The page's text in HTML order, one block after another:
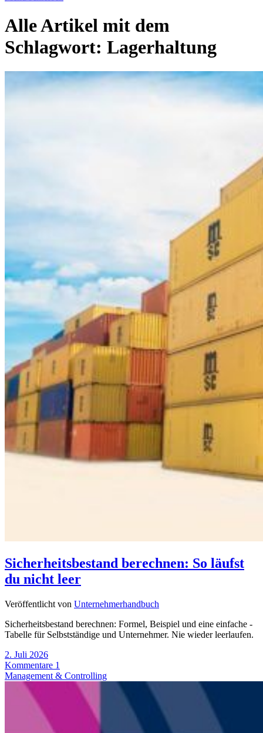
Alle Artikel mit dem
Schlagwort: Lagerhaltung
Sicherheitsbestand berechnen: So läufst
du nicht leer
Veröffentlicht von Unternehmerhandbuch
Sicherheitsbestand berechnen: Formel, Beispiel und eine einfache -
Tabelle für Selbstständige und Unternehmer. Nie wieder leerlaufen.
2. Juli 2026
Kommentare 1
Management & Controlling